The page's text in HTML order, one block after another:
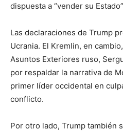
dispuesta a “vender su
Las declaraciones de Trump
Ucrania. El Kremlin, en
Asuntos Exteriores ruso,
por respaldar la narrativa de
primer líder occidental en
conflicto.
Por otro lado, Trump también